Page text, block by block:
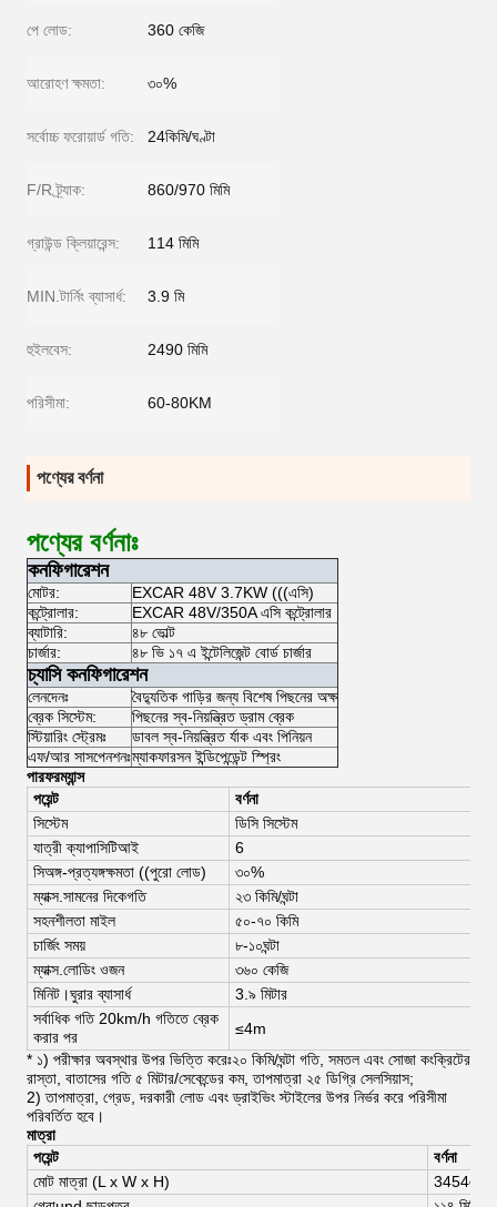
পে লোড: 360 কেজি
আরোহণ ক্ষমতা: ৩০%
সর্বোচ্চ ফরোয়ার্ড গতি: 24কিমি/ঘণ্টা
F/R ট্র্যাক: 860/970 মিমি
গ্রাউন্ড ক্লিয়ারেন্স: 114 মিমি
MIN.টার্নিং ব্যাসার্ধ: 3.9 মি
হুইলবেস: 2490 মিমি
পরিসীমা: 60-80KM
পণ্যের বর্ণনা
পণ্যের বর্ণনাঃ
কনফিগারেশন
মোটর:
EXCAR 48V 3.7KW (((এসি)
কন্ট্রোলার:
EXCAR 48V/350A এসি কন্ট্রোলার
ব্যাটারি:
৪৮ ভোল্ট
চার্জার:
৪৮ ভি ১৭ এ ইন্টেলিজেন্ট বোর্ড চার্জার
চ্যাসি কনফিগারেশন
লেনদেনঃ
বৈদ্যুতিক গাড়ির জন্য বিশেষ পিছনের অক্ষ
ব্রেক সিস্টেম:
পিছনের স্ব-নিয়ন্ত্রিত ড্রাম ব্রেক
স্টিয়ারিং স্ট্রেমঃ
ডাবল স্ব-নিয়ন্ত্রিত র্যাক এবং পিনিয়ন
এফ/আর সাসপেনশনঃম্যাকফারসন ইন্ডিপেন্ডেন্ট স্প্রিং
পারফরম্যান্স
পয়েন্ট
বর্ণনা
সিস্টেম
ডিসি সিস্টেম
যাত্রী ক্যাপাসিটিআই 6
সিঅঙ্গ-প্রত্যঙ্গক্ষমতা ((পুরো লোড) ৩০%
ম্যাক্স. সামনের দিকেগতি ২৩ কিমি/ঘন্টা
সহনশীলতা মাইল
৫০-৭০ কিমি
চার্জিং সময়
৮-১০ঘন্টা
ম্যাক্স. লোডিং ওজন ৩৬০ কেজি
মিনিট।ঘুরার ব্যাসার্ধ 3.৯ মিটার
সর্বাধিক গতি 20km/h গতিতে ব্রেক
করার পর
≤4m
* ১) পরীক্ষার অবস্থার উপর ভিত্তি করেঃ২০ কিমি/ঘন্টা গতি, সমতল এবং সোজা কংক্রিটের
রাস্তা, বাতাসের গতি ৫ মিটার/সেকেন্ডের কম, তাপমাত্রা ২৫ ডিগ্রি সেলসিয়াস;
2) তাপমাত্রা, গ্রেড, দরকারী লোড এবং ড্রাইভিং স্টাইলের উপর নির্ভর করে পরিসীমা
পরিবর্তিত হবে।
মাত্রা
পয়েন্ট
বর্ণনা
মোট মাত্রা (L x W x H) 3454এক্স